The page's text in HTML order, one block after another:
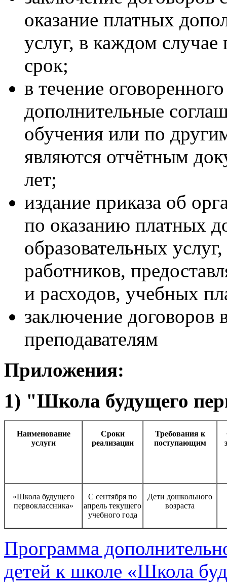
оказание платных
услуг, в каждом
срок;
в течение
дополнительные
обучения или по
являются отчётным
лет;
издание приказа об
по оказанию платных
образовательных
работников,
и расходов, учебных
заключение договоров
преподавателям
Приложения:
1) "Школа будущего
Наименование
услуги
Сроки
реализации
Требования к
поступающим
«Школа будущего
первоклассника»
С сентября по
апрель текущего
учебного года
Дети дошкольного
возраста
Программа
детей к школе «Школа